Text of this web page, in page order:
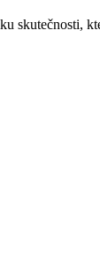
skutečnosti,